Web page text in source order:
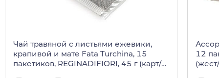
Чай травяной с листьями ежевики,
крапивой и мате Fata Turchina, 15
пакетиков, REGINADIFIORI, 45 г (карт/
12